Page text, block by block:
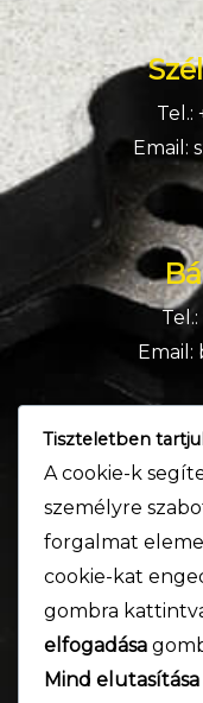
Tel.:
Email:
Tel.:
Email:
Tel.:
Email:
Tiszteletben
A cookie-k
személyre
forgalmat
cookie-kat
gombra
elfogadása
Mind elutasítása